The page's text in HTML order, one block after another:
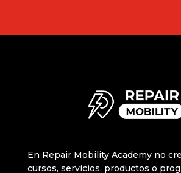
En Repair Mobility Academy no
cursos, servicios, productos o